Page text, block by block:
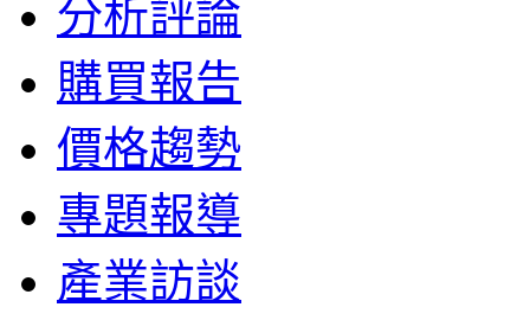
分析評論
購買報告
價格趨勢
專題報導
產業訪談